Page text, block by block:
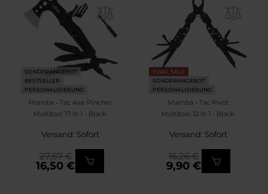
SONDERANGEBOT
BESTSELLER
PERSONALISIERUNG
Mamba - Tac Axe Pincher
Multitool 17 in 1 - Black
Versand: Sofort
16,50 €
27,87 €
FINAL SALE
SONDERANGEBOT
PERSONALISIERUNG
Mamba - Tac Pivot
Multitool 12 in 1 - Black
Versand: Sofort
9,90 €
16,26 €